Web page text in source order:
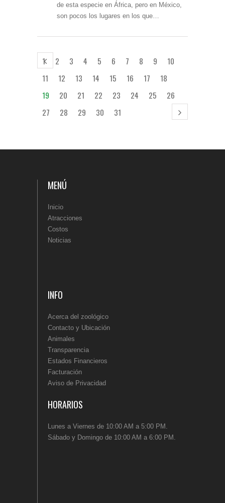
de esta especie en África, pero en México,
son pocos los lugares en los que…
1 2 3 4 5 6 7 8 9
10
11
12 13 14 15 16 17
18
19
20 21 22 23 24 25
26
27
28 29 30 31
MENÚ
Inicio
Atracciones
Costos
Noticias
INFO
Acerca del zoológico
Contacto y Ubicación
Animales
Transparencia
Estados Financieros
Facturación
Aviso de Privacidad
HORARIOS
Lunes a Viernes de 10:00 AM a 5:00 PM.
Sábado y Domingo de 10:00 AM a 6:00 PM.